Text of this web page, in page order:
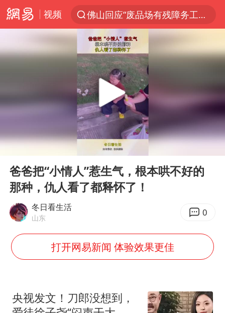
视频
佛山回应“废品场有残障务工人员”
服务提质，内需扩容有保障
李亚鹏向地铁吐血女孩捐99999元
美股收盘：道指再创历史新高
人贩子“梅姨”真名谢家梅
“老头乐”悬挂“蒙H好几个8”上路
河南：领导干部要带头休假
被一条街帮助的“煎饼叔叔”去世
男子出狱前8天被改判死缓
中方公布5项对美反制措施
“中国游”持续带火“中国购”
00:00 00:15
爸爸把“小情人”惹生气，根本哄不好的
那种，仇人看了都释怀了！
冬日看生活
山东 0
打开网易新闻 体验效果更佳
央视发文！刀郎没想到，